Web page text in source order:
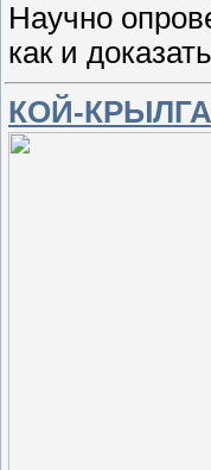
Научно
как и
КОЙ-